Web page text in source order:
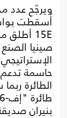
ويرجّح عدد
صينيا الصنع
حاسمة
الطائرة
بنيران